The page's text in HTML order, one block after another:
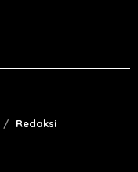
Redaksi